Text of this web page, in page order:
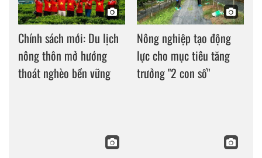
Chính sách mới: Du lịch
nông thôn mở hướng
thoát nghèo bền vững
Nông nghiệp tạo động
lực cho mục tiêu tăng
trưởng "2 con số"